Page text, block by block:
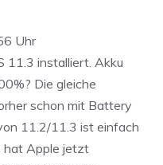
Uhr
11.3 installiert. Akku
Die gleiche
schon mit Battery
11.2/11.3 ist einfach
hat Apple jetzt